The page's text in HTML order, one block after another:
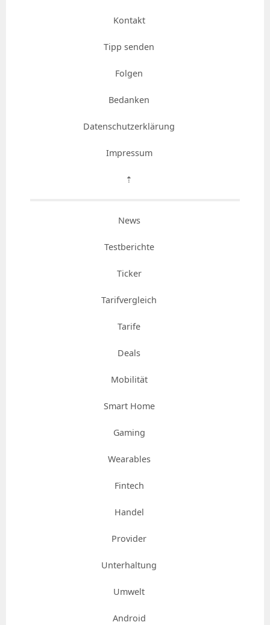
Kontakt
Tipp senden
Folgen
Bedanken
Datenschutzerklärung
Impressum
⇡
News
Testberichte
Ticker
Tarifvergleich
Tarife
Deals
Mobilität
Smart Home
Gaming
Wearables
Fintech
Handel
Provider
Unterhaltung
Umwelt
Android